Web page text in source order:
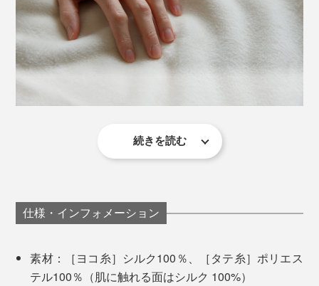
自宅で洗うとせっかくの起毛が損なわれてしまうので、
お手入れはクリーニング店へ。毛先に束感が出てきた
ら、洋服に使うようなブラシでブラッシングしてくださ
い。
ズ」、淡く高貴な紫の「ラベンダー」、無染色の「ピュ
アホワイト」の3色。
肌触りの第一印象だけでなく、寝心地も別格の心地よ
「温かさ」については、ウール100％のもの方が上のよ
『Silk Aura』＋羽毛布団で充分な温かさ。
続きを読む
仕様・インフォメーション
素材：［ヨコ糸］シルク100％、［タテ糸］ポリエス
テル100％（肌に触れる面はシルク 100%）